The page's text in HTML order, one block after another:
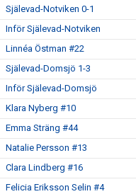
Själevad-Notviken 0-1
Inför Själevad-Notviken
Linnéa Östman #22
Själevad-Domsjö 1-3
Inför Själevad-Domsjö
Klara Nyberg #10
Emma Sträng #44
Natalie Persson #13
Clara Lindberg #16
Felicia Eriksson Selin #4